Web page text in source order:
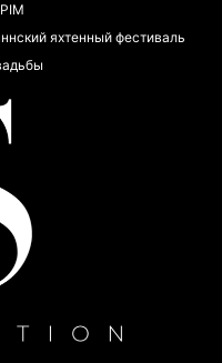
яхтенный фестиваль